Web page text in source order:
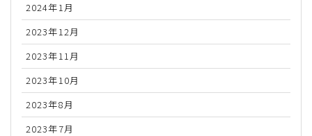
2024年1月
2023年12月
2023年11月
2023年10月
2023年8月
2023年7月